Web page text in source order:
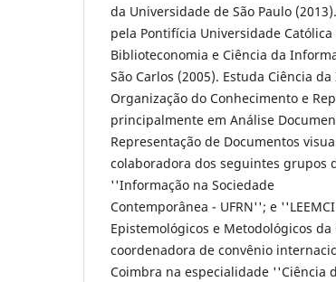
da Universidade de São Paulo
pela Pontifícia Universidade
Biblioteconomia e Ciência da
São Carlos (2005). Estuda Ciência
Organização do Conhecimento e
principalmente em Análise
Representação de Documentos
colaboradora dos seguintes grupos
''Informação na Sociedade
Contemporânea - UFRN''; e
Epistemológicos e Metodológicos
coordenadora de convênio
Coimbra na especialidade ''Ciência